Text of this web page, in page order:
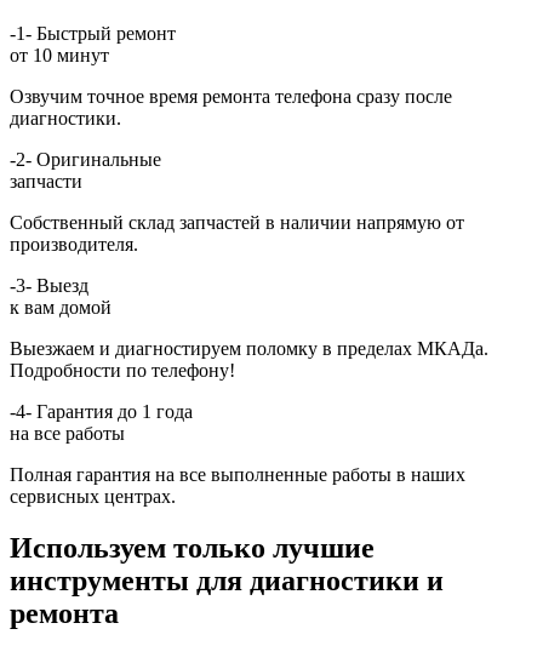
-1- Быстрый ремонт
от 10 минут
Озвучим точное время ремонта телефона сразу после
диагностики.
-2- Оригинальные
запчасти
Собственный склад запчастей в наличии напрямую от
производителя.
-3- Выезд
к вам домой
Выезжаем и диагностируем поломку в пределах МКАДа.
Подробности по телефону!
-4- Гарантия до 1 года
на все работы
Полная гарантия на все выполненные работы в наших
сервисных центрах.
Используем только лучшие
инструменты для диагностики и
ремонта